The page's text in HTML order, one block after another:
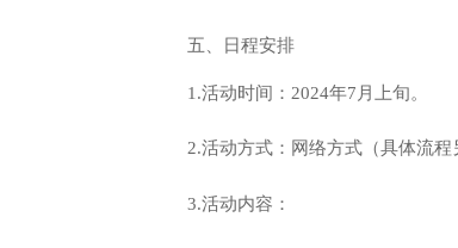
五、日程安排
1.活动时间：2024年7月上旬。
2.活动方式：网络方式（具体流程
3.活动内容：